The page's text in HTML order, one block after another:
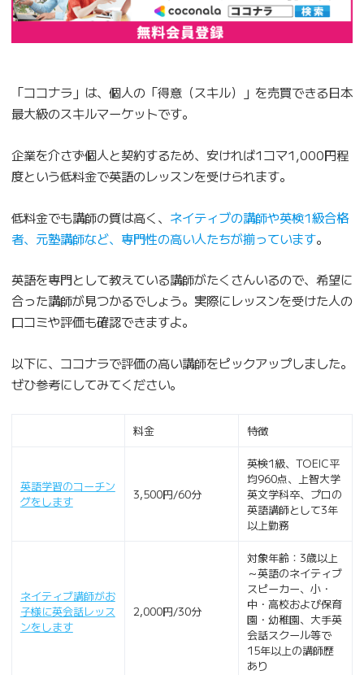
「ココナラ」は、個人の「得意（スキル）」を売買できる日本
最大級のスキルマーケットです。
企業を介さず個人と契約するため、安ければ1コマ1,000円程
度という低料金で英語のレッスンを受けられます。
低料金でも講師の質は高く、 ネイティブの講師や英検1級合格
者、元塾講師など、専門性の高い人たちが揃っています。
英語を専門として教えている講師がたくさんいるので、希望に
合った講師が見つかるでしょう。実際にレッスンを受けた人の
口コミや評価も確認できますよ。
以下に、ココナラで評価の高い講師をピックアップしました。
ぜひ参考にしてみてください。
料金 特徴
英語学習のコーチン
グをします
3,500円/60分
英検1級、TOEIC平
均960点、上智大学
英文学科卒、プロの
英語講師として3年
以上勤務
ネイティブ講師がお
子様に英会話レッス
ンをします
2,000円/30分
対象年齢：3歳以上
～英語のネイティブ
スピーカー、小・
中・高校および保育
園・幼稚園、大手英
会話スクール等で
15年以上の講師歴
あり